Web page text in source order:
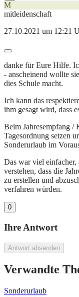
M
mitleidenschaft
27.10.2021 um 12:21
danke für Eure Hilfe.
- anscheinend wollte
dies Schule macht.
Ich kann das
ihm gesagt wird, dass
Beim Jahresempfang
Tagesordnung setzen
Sonderurlaub im
Das war viel einfacher,
verstehen, dass die
zu erstellen und
verfahren würden.
0
Ihre Antwort
Antwort absenden
Verwandte
Sonderurlaub